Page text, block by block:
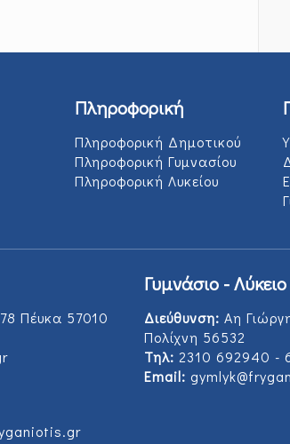
Πληροφορική
Πληροφορική Δημοτικού
Πληροφορική Γυμνασίου
Πληροφορική Λυκείου
Πέυκα 57010
Γυμνάσιο - Λύκειο
Διεύθυνση: Αη
Πολίχνη 56532
Τηλ: 2310 692940 -
Email: